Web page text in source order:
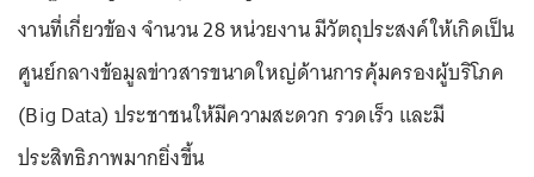
งานที่เกี่ยวข้อง จำนวน 28 หน่วยงาน มีวัตถุประสงค์ให้เกิดเป็น
ศูนย์กลางข้อมูลข่าวสารขนาดใหญ่ด้านการคุ้มครองผู้บริโภค
(Big Data) ประชาชนให้มีความสะดวก รวดเร็ว และมี
ประสิทธิภาพมากยิ่งขี้น